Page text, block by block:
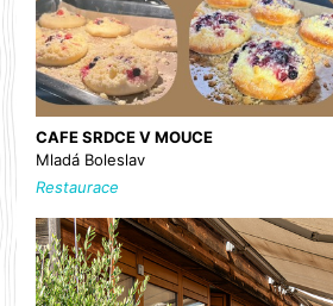
CAFE SRDCE V MOUCE
Mladá Boleslav
Restaurace